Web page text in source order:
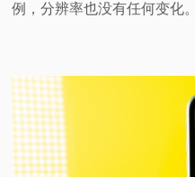
例，分辨率也没有任何变化。